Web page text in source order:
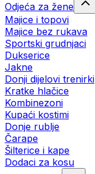
Odjeća za žene
Majice i topovi
Majice bez rukava
Sportski grudnjaci
Dukserice
Jakne
Donji dijelovi trenirki
Kratke hlačice
Kombinezoni
Kupaći kostimi
Donje rublje
Čarape
Šilterice i kape
Dodaci za kosu